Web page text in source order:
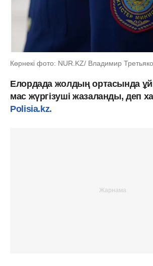
Көрнекі фото: NUR.KZ/ Владимир
Елордада жолдың ортасында
мас жүргізуші жазаланды, деп
Polisia.kz.